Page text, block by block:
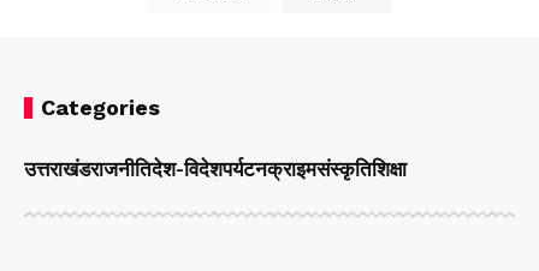
Categories
उत्तराखंडराजनीतिदेश-विदेशपर्यटनक्राइमसंस्कृतिशिक्षा